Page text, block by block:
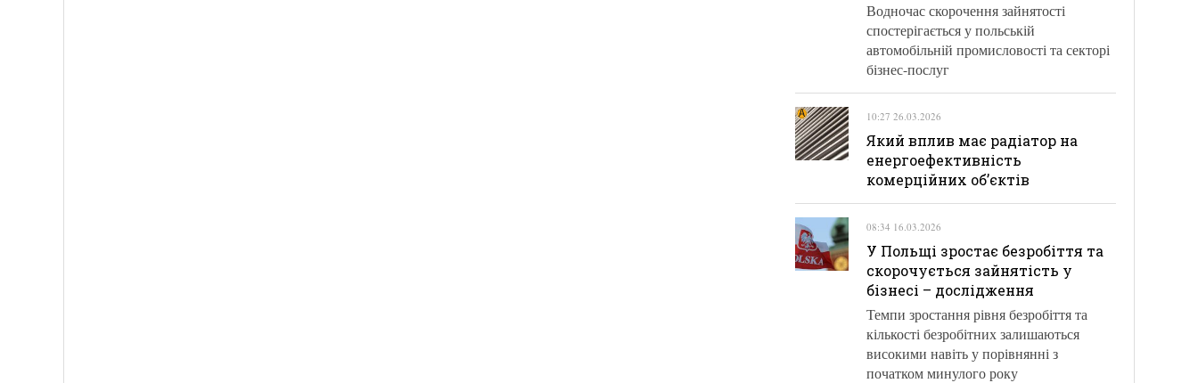
Водночас скорочення зайнятості
спостерігається у польській
автомобільній промисловості та секторі
бізнес-послуг
10:27 26.03.2026
Який вплив має радіатор на
енергоефективність
комерційних об’єктів
08:34 16.03.2026
У Польщі зростає безробіття та
скорочується зайнятість у
бізнесі – дослідження
Темпи зростання рівня безробіття та
кількості безробітних залишаються
високими навіть у порівнянні з
початком минулого року